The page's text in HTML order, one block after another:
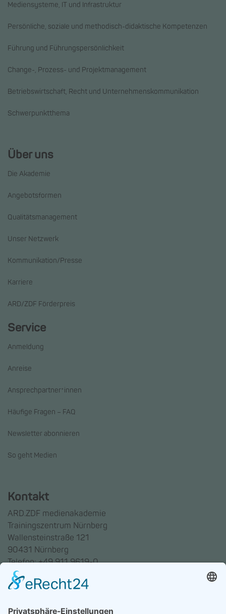
Mediensysteme, IT und Infrastruktur
Persönliche, soziale und methodisch-didaktische Kompetenzen
Führung und Führungspersönlichkeit
Change-, Prozess- und Projektmanagement
Betriebswirtschaft, Recht und Unternehmenskommunikation
Schwerpunktthema
Über uns
Die Akademie
Angebotsformen
Qualitätsmanagement
Unser Netzwerk
Kommunikation/Presse
Karriere
ARD/ZDF Förderpreis
Service
Anmeldung
Anreise
Ansprechpartner*innen
Häufige Fragen – FAQ
Newsletter abonnieren
So geht Medien
Kontakt
ARD.ZDF medienakademie
Trainingszentrum Nürnberg
Wallensteinstraße 121
90431 Nürnberg
Telefon: +49 911 9619-0
Trainingszentrum Hannover
30169 Hannover